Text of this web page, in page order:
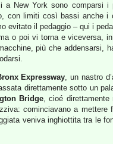
a New York sono comparsi
con limiti così bassi anche
evitato il pedaggio – qui i
o poi vi torna e viceversa,
più che addensarsi,
Expressway, un nastro
direttamente sotto un
Bridge, cioé
cominciavano a
veniva inghiottita tra le